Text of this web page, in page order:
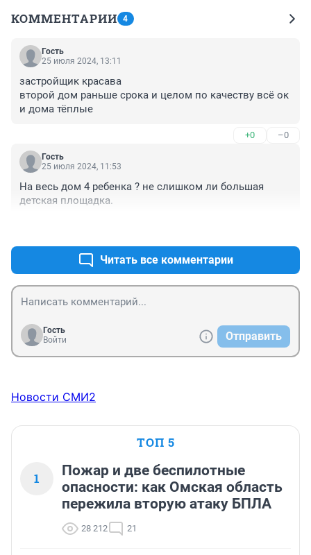
КОММЕНТАРИИ 4
Гость
25 июля 2024, 13:11
застройщик красава
второй дом раньше срока и целом по качеству всё ок
и дома тёплые
+0 –0
Гость
25 июля 2024, 11:53
На весь дом 4 ребенка ? не слишком ли большая
детская площадка.
Читать все комментарии
Гость
Войти
Отправить
Новости СМИ2
ТОП 5
1
Пожар и две беспилотные
опасности: как Омская область
пережила вторую атаку БПЛА
28 212 21